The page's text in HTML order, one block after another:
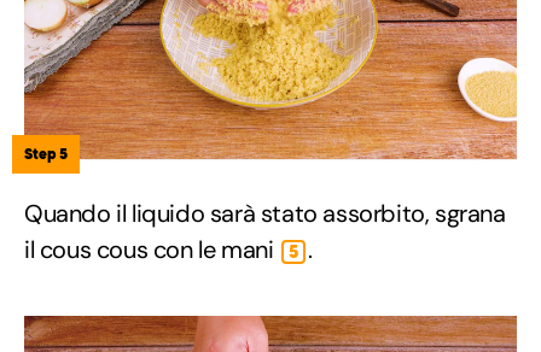
Step 5
Quando il liquido sarà stato assorbito, sgrana
il cous cous con le mani
5 .